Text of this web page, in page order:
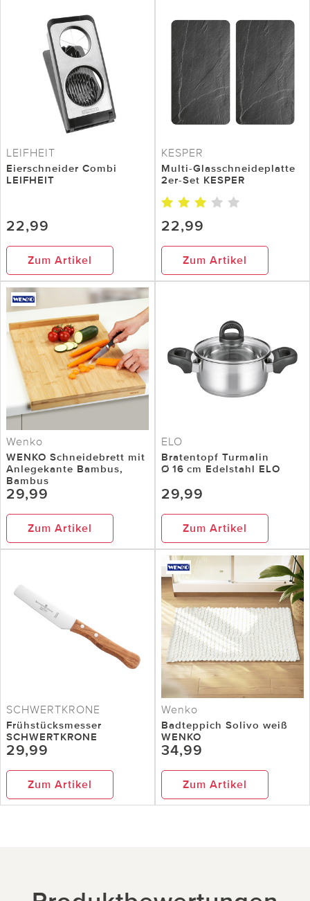
LEIFHEIT
Eierschneider Combi
LEIFHEIT
22,99
Zum Artikel
KESPER
Multi-Glasschneideplatte
2er-Set KESPER
22,99
Zum Artikel
Wenko
WENKO Schneidebrett mit
Anlegekante Bambus,
Bambus
29,99
Zum Artikel
ELO
Bratentopf Turmalin
Ø 16 cm Edelstahl ELO
29,99
Zum Artikel
SCHWERTKRONE
Frühstücksmesser
SCHWERTKRONE
29,99
Zum Artikel
Wenko
Badteppich Solivo weiß
WENKO
34,99
Zum Artikel